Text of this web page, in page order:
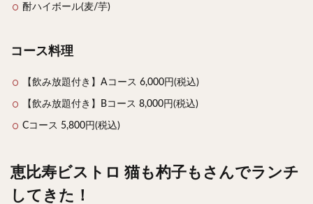
酎ハイボール(麦/芋)
コース料理
【飲み放題付き】Aコース 6,000円(税込)
【飲み放題付き】Bコース 8,000円(税込)
Cコース 5,800円(税込)
恵比寿ビストロ 猫も杓子もさんでランチ
してきた！